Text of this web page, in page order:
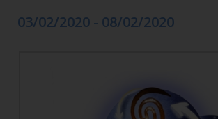
03/02/2020 - 08/02/2020